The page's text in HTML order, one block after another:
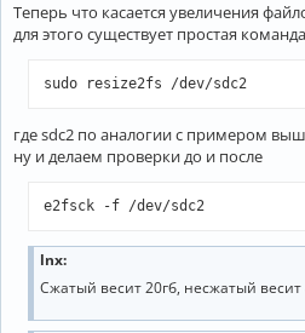
Теперь что касается увеличения
для этого существует простая команда
sudo resize2fs /dev/sdс2
где sdс2 по аналогии с примером
ну и делаем проверки до и после
e2fsck -f /dev/sdс2
lnx:
Сжатый весит 20гб, несжатый весит